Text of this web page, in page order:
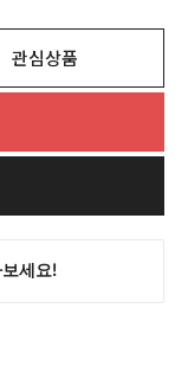
관심상품